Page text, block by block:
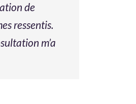
de
ressentis.
m’a